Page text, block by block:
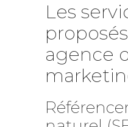
Les
agence